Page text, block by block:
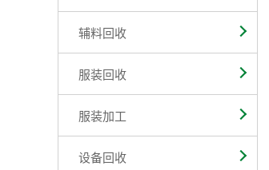
辅料回收
服装回收
服装加工
设备回收